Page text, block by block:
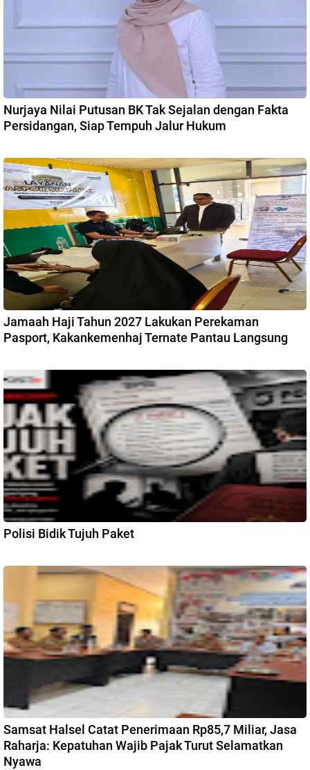
Nurjaya Nilai Putusan BK Tak Sejalan dengan Fakta
Persidangan, Siap Tempuh Jalur Hukum
Jamaah Haji Tahun 2027 Lakukan Perekaman
Pasport, Kakankemenhaj Ternate Pantau Langsung
Polisi Bidik Tujuh Paket
Samsat Halsel Catat Penerimaan Rp85,7 Miliar, Jasa
Raharja: Kepatuhan Wajib Pajak Turut Selamatkan
Nyawa